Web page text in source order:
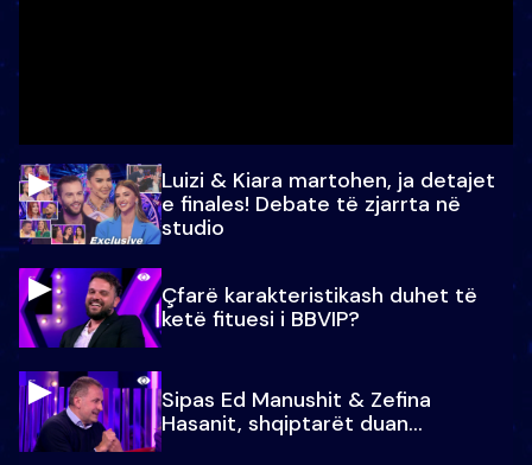
Luizi & Kiara martohen, ja detajet
e finales! Debate të zjarrta në
studio
Çfarë karakteristikash duhet të
ketë fituesi i BBVIP?
Sipas Ed Manushit & Zefina
Hasanit, shqiptarët duan...